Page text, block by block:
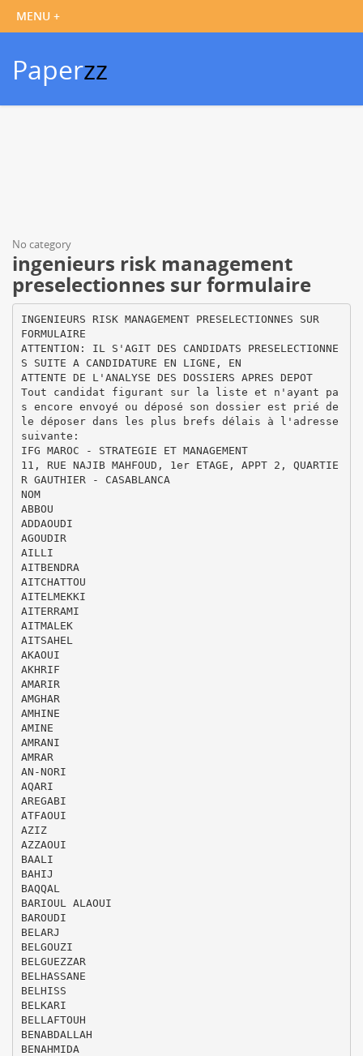
Paperzz
No category
ingenieurs risk management
preselectionnes sur formulaire
INGENIEURS RISK MANAGEMENT PRESELECTIONNES SUR
FORMULAIRE
ATTENTION: IL S'AGIT DES CANDIDATS PRESELECTIONNE
S SUITE A CANDIDATURE EN LIGNE, EN
ATTENTE DE L'ANALYSE DES DOSSIERS APRES DEPOT
Tout candidat figurant sur la liste et n'ayant pa
s encore envoyé ou déposé son dossier est prié de
le déposer dans les plus brefs délais à l'adresse
suivante:
IFG MAROC - STRATEGIE ET MANAGEMENT
11, RUE NAJIB MAHFOUD, 1er ETAGE, APPT 2, QUARTIE
R GAUTHIER - CASABLANCA
NOM
ABBOU
ADDAOUDI
AGOUDIR
AILLI
AITBENDRA
AITCHATTOU
AITELMEKKI
AITERRAMI
AITMALEK
AITSAHEL
AKAOUI
AKHRIF
AMARIR
AMGHAR
AMHINE
AMINE
AMRANI
AMRAR
AN-NORI
AQARI
AREGABI
ATFAOUI
AZIZ
AZZAOUI
BAALI
BAHIJ
BAQQAL
BARIOUL ALAOUI
BAROUDI
BELARJ
BELGOUZI
BELGUEZZAR
BELHASSANE
BELHISS
BELKARI
BELLAFTOUH
BENABDALLAH
BENAHMIDA